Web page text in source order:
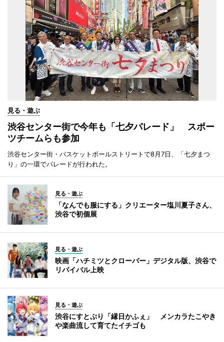
見る・遊ぶ
渋谷センター街で今年も「七夕パレード」 スポー
ツチームらも参加
渋谷センター街・バスケットボールストリートで8月7日、「七夕まつ
り」の一環でパレードが行われた。
見る・遊ぶ
「なんでも服にする」クリエーター塩川夏子さん、
渋谷で初個展
見る・遊ぶ
映画「ハチミツとクローバー」デジタル版、渋谷で
リバイバル上映
見る・遊ぶ
渋谷にすとぷり「縁日かふぇ」 メンカラたこやき
や楽曲流して育てたイチゴも